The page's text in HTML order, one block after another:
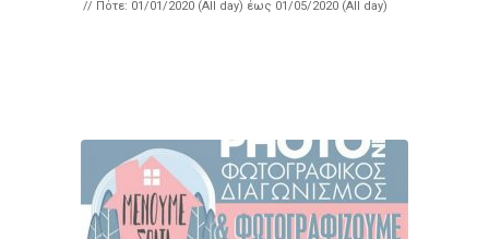
// Πότε: 01/01/2020 (All day) έως 01/05/2020 (All day)